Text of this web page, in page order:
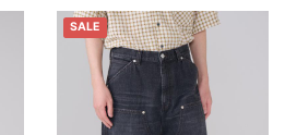
SALE